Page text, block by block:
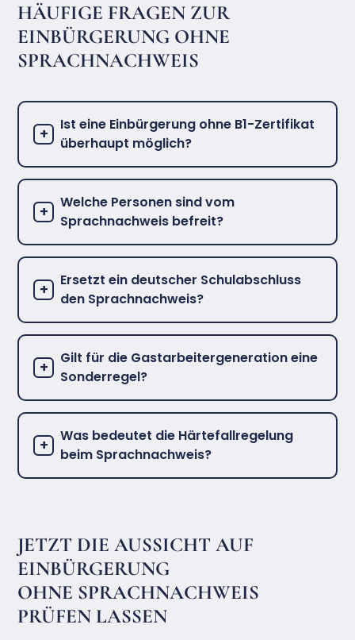
HÄUFIGE FRAGEN ZUR
EINBÜRGERUNG OHNE
SPRACHNACHWEIS
Ist eine Einbürgerung ohne B1-Zertifikat
überhaupt möglich?
Welche Personen sind vom
Sprachnachweis befreit?
Ersetzt ein deutscher Schulabschluss
den Sprachnachweis?
Gilt für die Gastarbeitergeneration eine
Sonderregel?
Was bedeutet die Härtefallregelung
beim Sprachnachweis?
JETZT DIE AUSSICHT AUF
EINBÜRGERUNG
OHNE SPRACHNACHWEIS
PRÜFEN LASSEN